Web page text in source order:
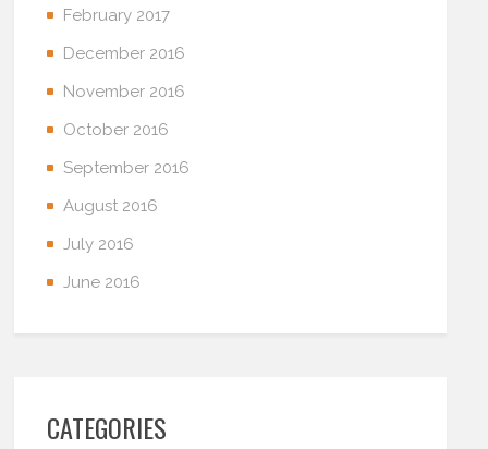
February 2017
December 2016
November 2016
October 2016
September 2016
August 2016
July 2016
June 2016
CATEGORIES